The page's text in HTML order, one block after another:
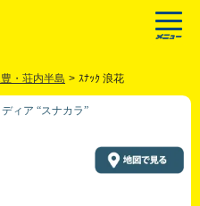
・荘内半島 > ｽﾅｯｸ 浪花
ィア “スナカラ”